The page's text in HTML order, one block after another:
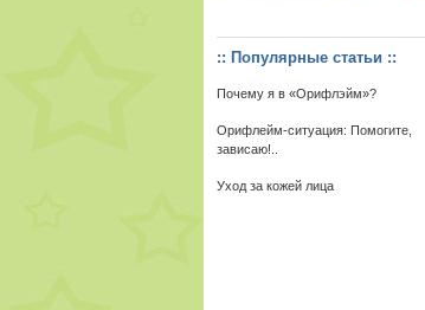
:: Популярные статьи ::
Почему я в «Орифлэйм»?
Орифлейм-ситуация: Помогите,
зависаю!..
Уход за кожей лица